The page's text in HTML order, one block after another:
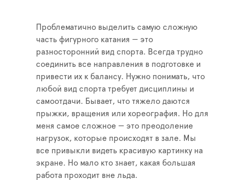
Проблематично выделить самую сложную
часть фигурного катания — это
разносторонний вид спорта. Всегда трудно
соединить все направления в подготовке и
привести их к балансу. Нужно понимать, что
любой вид спорта требует дисциплины и
самоотдачи. Бывает, что тяжело даются
прыжки, вращения или хореография. Но для
меня самое сложное — это преодоление
нагрузок, которые происходят в зале. Мы
все привыкли видеть красивую картинку на
экране. Но мало кто знает, какая большая
работа проходит вне льда.